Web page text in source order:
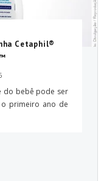
Cetaphil®
do bebê pode ser
o primeiro ano de